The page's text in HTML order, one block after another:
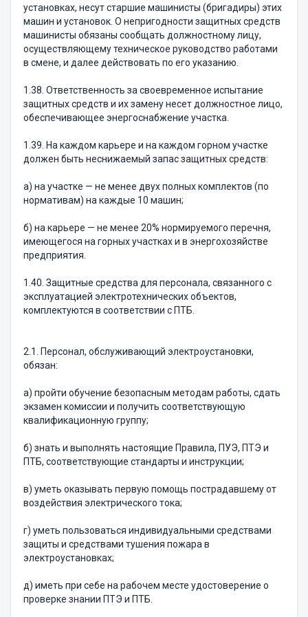
установках, несут старшие машинисты (бригадиры) этих
машин и установок. О непригодности защитных средств
машинисты обязаны сообщать должностному лицу,
осуществляющему техническое руководство работами
в смене, и далее действовать по его указанию.
1.38. Ответственность за своевременное испытание
защитных средств и их замену несет должностное лицо,
обеспечивающее энергоснабжение участка.
1.39. На каждом карьере и на каждом горном участке
должен быть неснижаемый запас защитных средств:
а) на участке — не менее двух полных комплектов (по
нормативам) на каждые 10 машин;
б) на карьере — не менее 20% нормируемого перечня,
имеющегося на горных участках и в энергохозяйстве
предприятия.
1.40. Защитные средства для персонала, связанного с
эксплуатацией электротехнических объектов,
комплектуются в соответствии с ПТБ.
2.1. Персонал, обслуживающий электроустановки,
обязан:
а) пройти обучение безопасным методам работы, сдать
экзамен комиссии и получить соответствующую
квалификационную группу;
б) знать и выполнять настоящие Правила, ПУЭ, ПТЭ и
ПТБ, соответствующие стандарты и инструкции;
в) уметь оказывать первую помощь пострадавшему от
воздействия электрического тока;
г) уметь пользоваться индивидуальными средствами
защиты и средствами тушения пожара в
электроустановках;
д) иметь при себе на рабочем месте удостоверение о
проверке знании ПТЭ и ПТБ.